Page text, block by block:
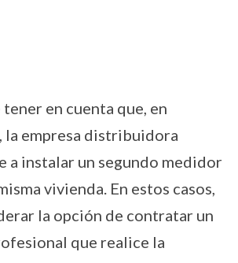
en cuenta que, en
la empresa distribuidora
a instalar un segundo medidor
vivienda. En estos casos,
la opción de contratar un
que realice la